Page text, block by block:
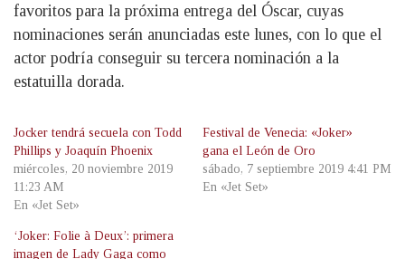
favoritos para la próxima entrega del Óscar, cuyas
nominaciones serán anunciadas este lunes, con lo que el
actor podría conseguir su tercera nominación a la
estatuilla dorada.
Jocker tendrá secuela con Todd
Phillips y Joaquín Phoenix
miércoles, 20 noviembre 2019
11:23 AM
En «Jet Set»
Festival de Venecia: «Joker»
gana el León de Oro
sábado, 7 septiembre 2019 4:41 PM
En «Jet Set»
‘Joker: Folie à Deux’: primera
imagen de Lady Gaga como